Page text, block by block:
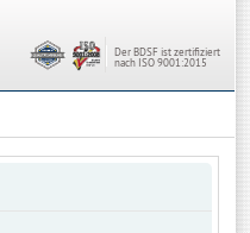
Der BDSF ist zertifiziert
nach ISO 9001:2015